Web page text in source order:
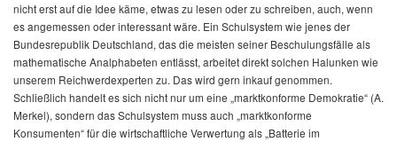
nicht erst auf die Idee käme, etwas zu lesen oder zu schreiben, auch, wenn
es angemessen oder interessant wäre. Ein Schulsystem wie jenes der
Bundesrepublik Deutschland, das die meisten seiner Beschulungsfälle als
mathematische Analphabeten entlässt, arbeitet direkt solchen Halunken wie
unserem Reichwerdexperten zu. Das wird gern inkauf genommen.
Schließlich handelt es sich nicht nur um eine „marktkonforme Demokratie“ (A.
Merkel), sondern das Schulsystem muss auch „marktkonforme
Konsumenten“ für die wirtschaftliche Verwertung als „Batterie im